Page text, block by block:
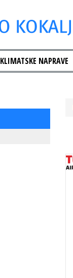
KLIMATSKE NAPRAVE